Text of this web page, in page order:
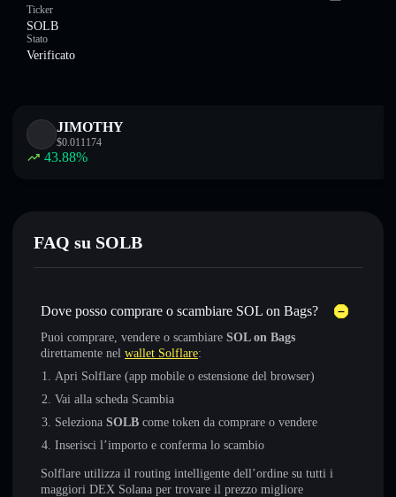
Ticker
SOLB
Stato
Verificato
JIMOTHY
$0.011174
43.88%
FAQ su SOLB
Dove posso comprare o scambiare SOL on Bags?
Puoi comprare, vendere o scambiare SOL on Bags
direttamente nel wallet Solflare:
Apri Solflare (app mobile o estensione del browser)
Vai alla scheda Scambia
Seleziona SOLB come token da comprare o vendere
Inserisci l’importo e conferma lo scambio
Solflare utilizza il routing intelligente dell’ordine su tutti i
maggiori DEX Solana per trovare il prezzo migliore